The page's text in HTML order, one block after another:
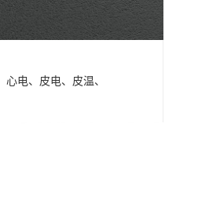
电、皮电、皮温、